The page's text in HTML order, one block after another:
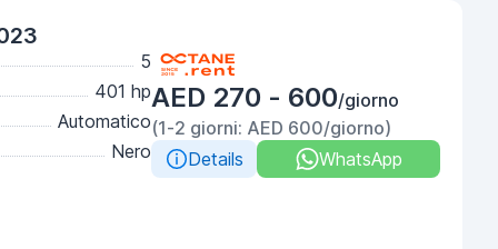
5
401 hp
Automatico
Nero
AED 270 - 600/giorno
(1-2 giorni: AED 600/giorno)
Details
WhatsApp